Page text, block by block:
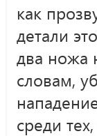
как
детали
два ножа
словам,
среди